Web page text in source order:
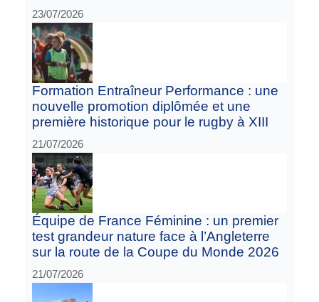
23/07/2026
Formation Entraîneur Performance : une
nouvelle promotion diplômée et une
première historique pour le rugby à XIII
21/07/2026
Équipe de France Féminine : un premier
test grandeur nature face à l’Angleterre
sur la route de la Coupe du Monde 2026
21/07/2026